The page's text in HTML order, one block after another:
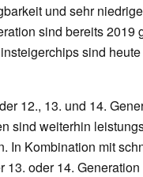
und sehr
sind bereits 2019
sind
12., 13. und 14.
sind weiterhin
In Kombination mit
oder 14.